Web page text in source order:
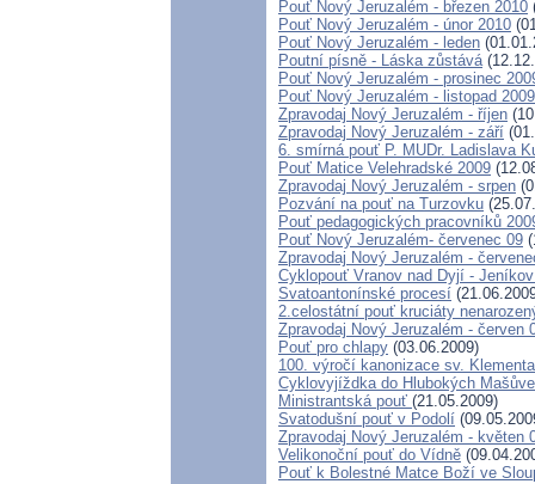
Pouť Nový Jeruzalém - březen 2010
Pouť Nový Jeruzalém - únor 2010
Pouť Nový Jeruzalém - leden
Poutní písně - Láska zůstává
Pouť Nový Jeruzalém - prosinec
Pouť Nový Jeruzalém - listopad 2009
Zpravodaj Nový Jeruzalém - říjen
Zpravodaj Nový Jeruzalém - září
6. smírná pouť P. MUDr. Ladislava
Pouť Matice Velehradské 2009
Zpravodaj Nový Jeruzalém - srpen
Pozvání na pouť na Turzovku
Pouť pedagogických pracovníků
Pouť Nový Jeruzalém- červenec 09
Zpravodaj Nový Jeruzalém -
Cyklopouť Vranov nad Dyjí -
Svatoantonínské procesí
2.celostátní pouť kruciáty
Zpravodaj Nový Jeruzalém - červen
Pouť pro chlapy (03.06.2009)
100. výročí kanonizace sv.
Cyklovyjíždka do Hlubokých
Ministrantská pouť (21.05.2009)
Svatodušní pouť v Podolí
Zpravodaj Nový Jeruzalém - květen
Velikonoční pouť do Vídně
Pouť k Bolestné Matce Boží ve